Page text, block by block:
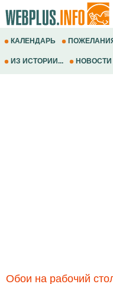
КАЛЕНДАРЬ
ИЗ ИСТОРИИ... НОВОСТИ
Обои на рабочий